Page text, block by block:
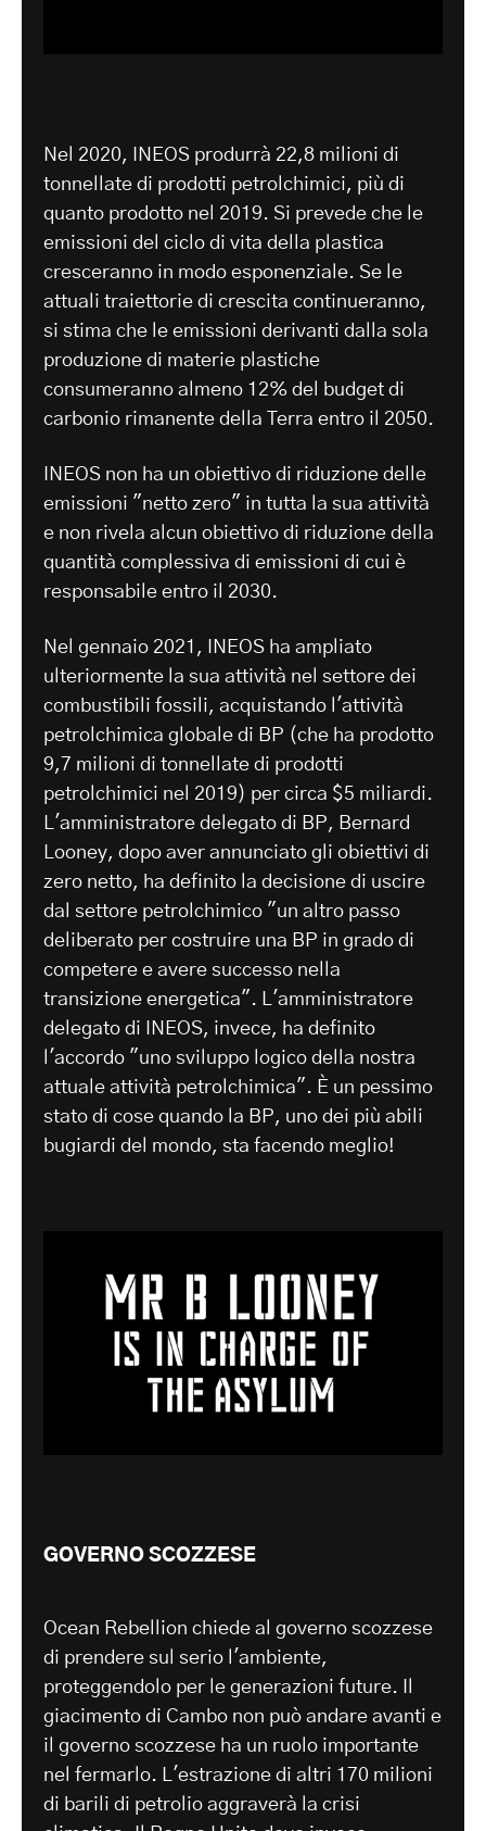
Nel 2020, INEOS produrrà 22,8 milioni di
tonnellate di prodotti petrolchimici, più di
quanto prodotto nel 2019. Si prevede che le
emissioni del ciclo di vita della plastica
cresceranno in modo esponenziale. Se le
attuali traiettorie di crescita continueranno,
si stima che le emissioni derivanti dalla sola
produzione di materie plastiche
consumeranno almeno 12% del budget di
carbonio rimanente della Terra entro il 2050.
INEOS non ha un obiettivo di riduzione delle
emissioni "netto zero" in tutta la sua attività
e non rivela alcun obiettivo di riduzione della
quantità complessiva di emissioni di cui è
responsabile entro il 2030.
Nel gennaio 2021, INEOS ha ampliato
ulteriormente la sua attività nel settore dei
combustibili fossili, acquistando l'attività
petrolchimica globale di BP (che ha prodotto
9,7 milioni di tonnellate di prodotti
petrolchimici nel 2019) per circa $5 miliardi.
L'amministratore delegato di BP, Bernard
Looney, dopo aver annunciato gli obiettivi di
zero netto, ha definito la decisione di uscire
dal settore petrolchimico "un altro passo
deliberato per costruire una BP in grado di
competere e avere successo nella
transizione energetica". L'amministratore
delegato di INEOS, invece, ha definito
l'accordo "uno sviluppo logico della nostra
attuale attività petrolchimica". È un pessimo
stato di cose quando la BP, uno dei più abili
bugiardi del mondo, sta facendo meglio!
GOVERNO SCOZZESE
Ocean Rebellion chiede al governo scozzese
di prendere sul serio l'ambiente,
proteggendolo per le generazioni future. Il
giacimento di Cambo non può andare avanti e
il governo scozzese ha un ruolo importante
nel fermarlo. L'estrazione di altri 170 milioni
di barili di petrolio aggraverà la crisi